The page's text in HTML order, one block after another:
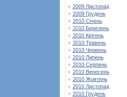
2009 Листопад
2009 Грудень
2010 Січень
2010 Березень
2010 Квітень
2010 Травень
2010 Червень
2010 Липень
2010 Серпень
2010 Вересень
2010 Жовтень
2010 Листопад
2010 Грудень